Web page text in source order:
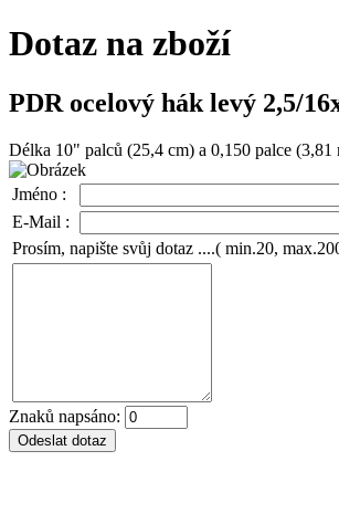
Dotaz na zboží
PDR ocelový hák levý 2,5/
Délka 10" palců (25,4 cm) a 0,150 palce
Jméno :
E-Mail :
Prosím, napište svůj dotaz ....( min.20,
Znaků napsáno: